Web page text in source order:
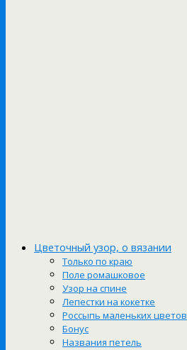
Цветочный узор, о вязании
Только по краю
Поле ромашковое
Узор на спине
Лепестки на кокетке
Россыпь маленьких цветов
Бонус
Названия петель